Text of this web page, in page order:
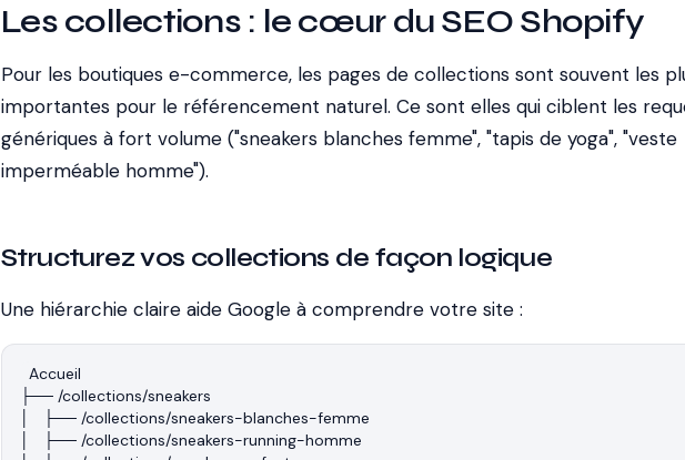
Les collections : le cœur du SEO Shopify
Pour les boutiques e-commerce, les pages de collections sont souvent les
importantes pour le référencement naturel. Ce sont elles qui ciblent les
génériques à fort volume ("sneakers blanches femme", "tapis de yoga", "veste
imperméable homme").
Structurez vos collections de façon logique
Une hiérarchie claire aide Google à comprendre votre site :
Accueil
├── /collections/sneakers
│   ├── /collections/sneakers-blanches-femme
│   ├── /collections/sneakers-running-homme